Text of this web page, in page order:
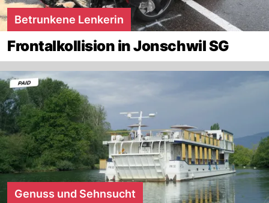
Betrunkene Lenkerin
Frontalkollision in Jonschwil SG
Genuss und Sehnsucht